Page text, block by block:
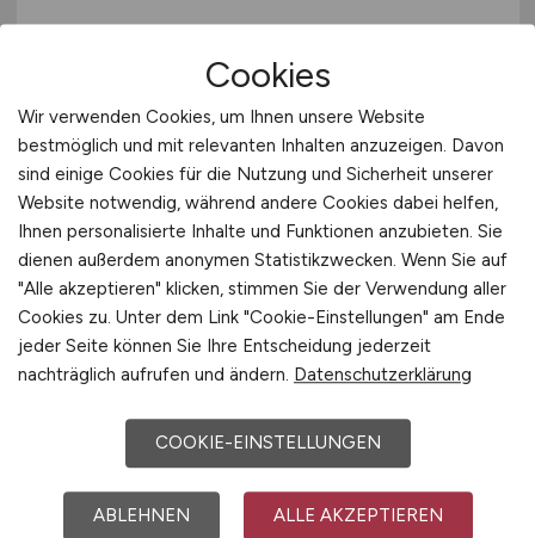
Staplerfahrer (m/w/d)ab 18,04
€/Stunde
Piening GmbH
28.07.2026
Rheda-Wiedenbrück
Cookies
Wir verwenden Cookies, um Ihnen unsere Website
bestmöglich und mit relevanten Inhalten anzuzeigen. Davon
sind einige Cookies für die Nutzung und Sicherheit unserer
Website notwendig, während andere Cookies dabei helfen,
Ihnen personalisierte Inhalte und Funktionen anzubieten. Sie
dienen außerdem anonymen Statistikzwecken. Wenn Sie auf
"Alle akzeptieren" klicken, stimmen Sie der Verwendung aller
Cookies zu. Unter dem Link "Cookie-Einstellungen" am Ende
jeder Seite können Sie Ihre Entscheidung jederzeit
nachträglich aufrufen und ändern. Datenschutzerklärung
COOKIE-EINSTELLUNGEN
ABLEHNEN ALLE AKZEPTIEREN